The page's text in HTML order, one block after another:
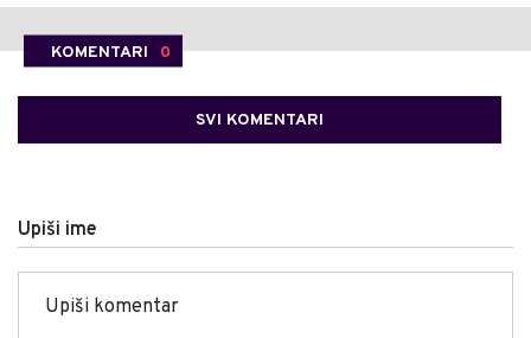
KOMENTARI 0
SVI KOMENTARI
Upiši ime